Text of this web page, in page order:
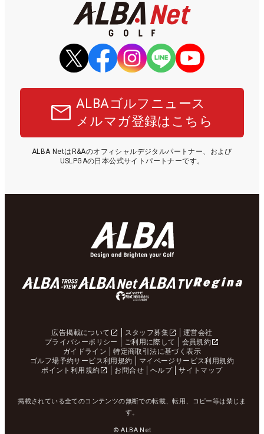
ALBAゴルフニュース
メルマガ登録はこちら
ALBA NetはR&Aのオフィシャルデジタルパートナー、および
USLPGAの日本公式サイトパートナーです。
広告掲載について スタッフ募集
運営会社
プライバシーポリシー
ご利用に際して
会員規約
ガイドライン
特定商取引法に基づく表示
ゴルフ場予約サービス利用規約
マイページサービス利用規約
ポイント利用規約
お問合せ ヘルプ サイトマップ
掲載されている全てのコンテンツの無断での転載、転用、コピー等は禁じま
す。
© ALBA Net